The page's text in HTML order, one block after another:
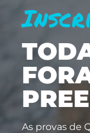
As provas de